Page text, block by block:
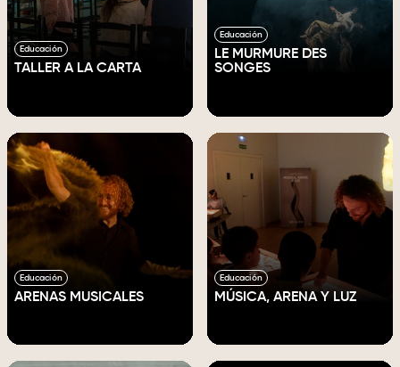
Educación
TALLER A LA CARTA
Educación
LE MURMURE DES
SONGES
Educación
ARENAS MUSICALES
Educación
MÚSICA, ARENA Y LUZ